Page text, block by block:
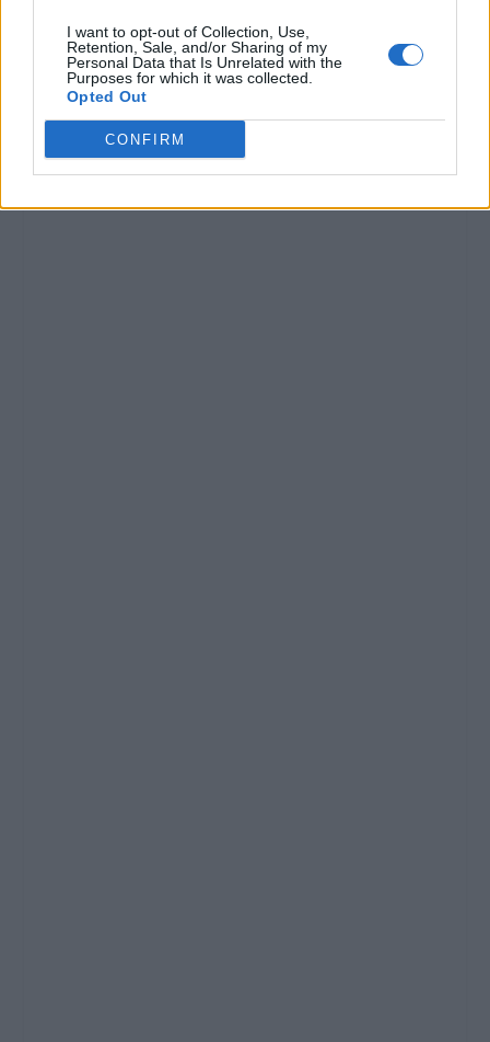
I want to opt-out of Collection, Use,
Retention, Sale, and/or Sharing of my
Personal Data that Is Unrelated with the
Purposes for which it was collected.
Opted Out
CONFIRM